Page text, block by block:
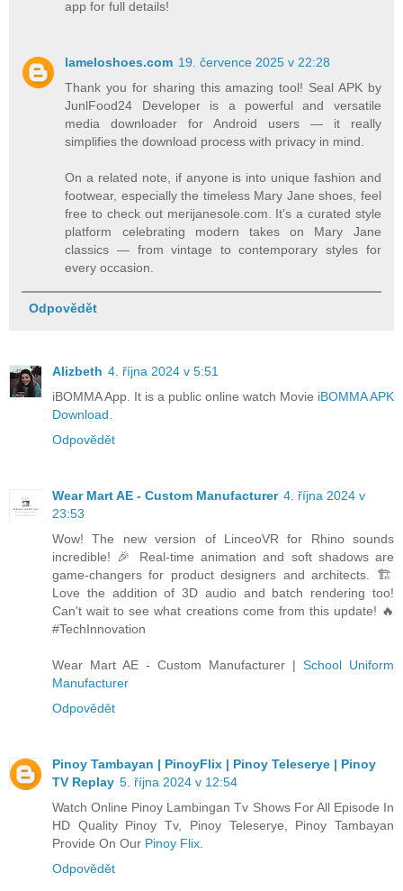
app for full details!
lameloshoes.com 19. července 2025 v 22:28
Thank you for sharing this amazing tool! Seal APK by
JunlFood24 Developer is a powerful and versatile
media downloader for Android users — it really
simplifies the download process with privacy in mind.
On a related note, if anyone is into unique fashion and
footwear, especially the timeless Mary Jane shoes, feel
free to check out merijanesole.com. It’s a curated style
platform celebrating modern takes on Mary Jane
classics — from vintage to contemporary styles for
every occasion.
Odpovědět
Alizbeth 4. října 2024 v 5:51
iBOMMA App. It is a public online watch Movie iBOMMA APK
Download.
Odpovědět
Wear Mart AE - Custom Manufacturer 4. října 2024 v
23:53
Wow! The new version of LinceoVR for Rhino sounds
incredible! 🎉 Real-time animation and soft shadows are
game-changers for product designers and architects. 🏗️
Love the addition of 3D audio and batch rendering too!
Can't wait to see what creations come from this update! 🔥
#TechInnovation
Wear Mart AE - Custom Manufacturer | School Uniform
Manufacturer
Odpovědět
Pinoy Tambayan | PinoyFlix | Pinoy Teleserye | Pinoy
TV Replay 5. října 2024 v 12:54
Watch Online Pinoy Lambingan Tv Shows For All Episode In
HD Quality Pinoy Tv, Pinoy Teleserye, Pinoy Tambayan
Provide On Our Pinoy Flix.
Odpovědět